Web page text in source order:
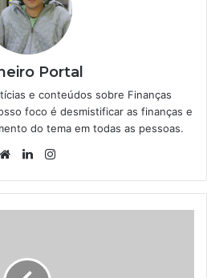
Portal
e conteúdos sobre Finanças
foco é desmistificar as finanças e
do tema em todas as pessoas.
WebsiteLinkedin